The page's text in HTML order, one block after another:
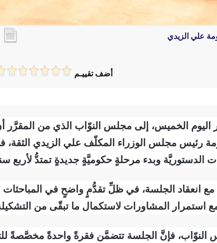
علي الزيدي
أضف تقييـم
اليوم الخميس، إلى مجلس النوّاب الذي من المقرَّر
رئيس مجلس الوزراء المكلّف علي الزيدي
وبدء مرحلةٍ حكوميَّةٍ جديدةٍ تمتدُّ لأربع
مع انعقاد الجلسة، في ظلِّ تقدُّمٍ واضحٍ في المباحثات
فإنَّ الجلسة تتضمَّن فقرةً واحدةً مخصَّصةً